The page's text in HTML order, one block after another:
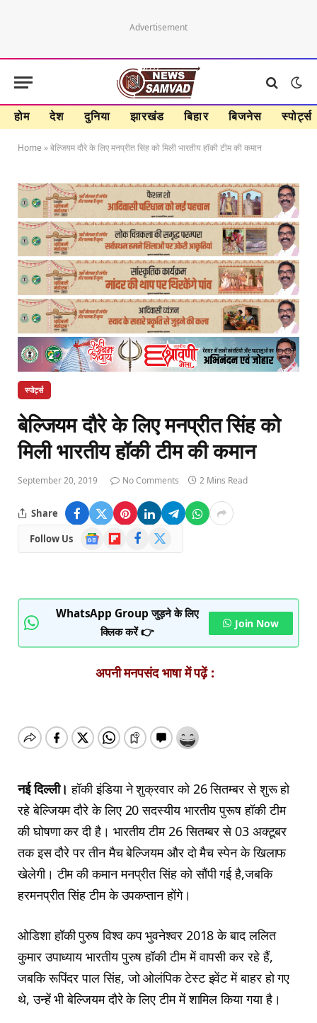
Advertisement
होम देश दुनिया झारखंड बिहार बिजनेस स्पोर्ट्स
Home »बेल्जियम दौरे के लिए मनप्रीत सिंह को मिली भारतीय हॉकी टीम की कमान
स्पोर्ट्स
बेल्जियम दौरे के लिए मनप्रीत सिंह को
मिली भारतीय हॉकी टीम की कमान
September 20, 2019 No Comments 2 Mins Read
Share
Follow Us
Google
News
FlipboardFacebook
WhatsApp Group जुड़ने के लिए
क्लिक करें 👉
Join Now
अपनी मनपसंद भाषा में पढ़ें :
नई दिल्ली। हॉकी इंडिया ने शुक्रवार को 26 सितम्बर से शुरू हो
रहे बेल्जियम दौरे के लिए 20 सदस्यीय भारतीय पुरूष हॉकी टीम
की घोषणा कर दी है। भारतीय टीम 26 सितम्बर से 03 अक्टूबर
तक इस दौरे पर तीन मैच बेल्जियम और दो मैच स्पेन के खिलाफ
खेलेगी। टीम की कमान मनप्रीत सिंह को सौंपी गई है,जबकि
हरमनप्रीत सिंह टीम के उपकप्तान होंगे।
ओडिशा हॉकी पुरुष विश्व कप भुवनेश्वर 2018 के बाद ललित
कुमार उपाध्याय भारतीय पुरुष हॉकी टीम में वापसी कर रहे हैं,
जबकि रूपिंदर पाल सिंह, जो ओलंपिक टेस्ट इवेंट में बाहर हो गए
थे, उन्हें भी बेल्जियम दौरे के लिए टीम में शामिल किया गया है।